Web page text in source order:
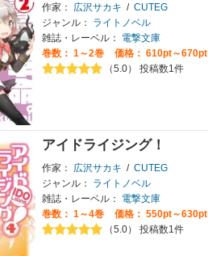
作家： 広沢サカキ / CUTEG
ジャンル：
ライトノベル
雑誌・レーベル：
電撃文庫
巻数： 1～2巻
価格： 610pt～670pt
（5.0） 投稿数1件
アイドライジング！
作家： 広沢サカキ / CUTEG
ジャンル：
ライトノベル
雑誌・レーベル：
電撃文庫
巻数： 1～4巻
価格： 550pt～630pt
（5.0） 投稿数1件